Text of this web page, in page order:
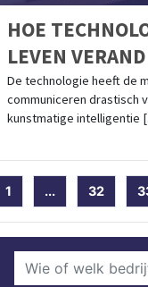
HOE
LEVEN
De technologie heeft de
communiceren drastisch
kunstmatige intelligentie
1 ... 32